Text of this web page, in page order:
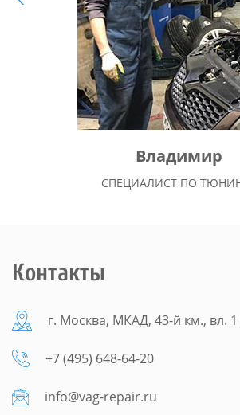
Владимир
СПЕЦИАЛИСТ ПО
Контакты
г. Москва, МКАД, 43-й км., вл. 1
+7 (495) 648-64-20
info@vag-repair.ru